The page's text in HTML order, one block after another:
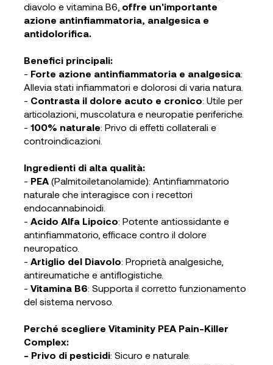
diavolo e vitamina B6, offre un'importante
azione antinfiammatoria, analgesica e
antidolorifica.
Benefici principali:
- Forte azione antinfiammatoria e analgesica:
Allevia stati infiammatori e dolorosi di varia natura.
- Contrasta il dolore acuto e cronico: Utile per
articolazioni, muscolatura e neuropatie periferiche.
- 100% naturale: Privo di effetti collaterali e
controindicazioni.
Ingredienti di alta qualità:
- PEA(Palmitoiletanolamide): Antinfiammatorio
naturale che interagisce con i recettori
endocannabinoidi.
- Acido Alfa Lipoico: Potente antiossidante e
antinfiammatorio, efficace contro il dolore
neuropatico.
- Artiglio del Diavolo: Proprietà analgesiche,
antireumatiche e antiflogistiche.
- Vitamina B6: Supporta il corretto funzionamento
del sistema nervoso.
Perché scegliere Vitaminity PEA Pain-Killer
Complex:
- Privo di pesticidi: Sicuro e naturale.